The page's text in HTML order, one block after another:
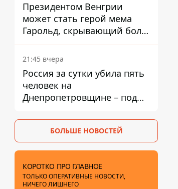
Президентом Венгрии
может стать герой мема
Гарольд, скрывающий боль
– он возглавил народное
голосование
21:45 вчера
Россия за сутки убила пять
человек на
Днепропетровщине – под
районов области
БОЛЬШЕ НОВОСТЕЙ
КОРОТКО ПРО ГЛАВНОЕ
ТОЛЬКО ОПЕРАТИВНЫЕ НОВОСТИ,
НИЧЕГО ЛИШНЕГО